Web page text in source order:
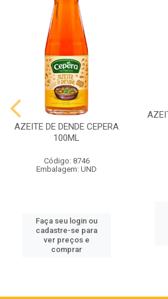
AZEITE DE DENDE CEPERA
100ML
Código: 8746
Embalagem: UND
Faça seu login ou
cadastre-se para
ver preços e
comprar